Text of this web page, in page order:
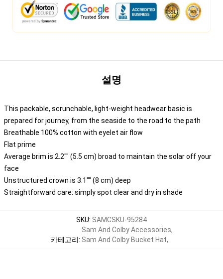
설명
This packable, scrunchable, light-weight headwear basic is
prepared for journey, from the seaside to the road to the path
Breathable 100% cotton with eyelet air flow
Flat prime
Average brim is 2.2"" (5.5 cm) broad to maintain the solar off your
face
Unstructured crown is 3.1"" (8 cm) deep
Straightforward care: simply spot clear and dry in shade
SKU: SAMCSKU-95284
카테고리:
Sam And Colby Accessories,
Sam And Colby Bucket Hat,